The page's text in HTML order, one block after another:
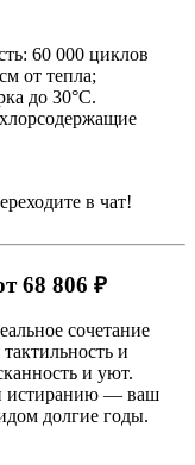
60 000 циклов
от тепла;
до 30°C.
в чат!
68 806 ₽
сочетание
и
и уют.
истиранию — ваш
долгие годы.